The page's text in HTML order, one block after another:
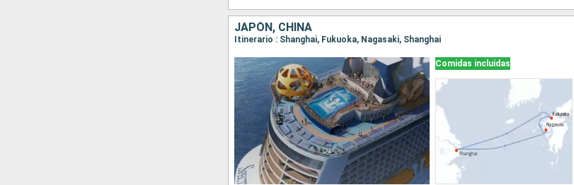
JAPÓN, CHINA
Itinerario : Shanghai, Fukuoka, Nagasaki, Shanghai
Comidas incluidas